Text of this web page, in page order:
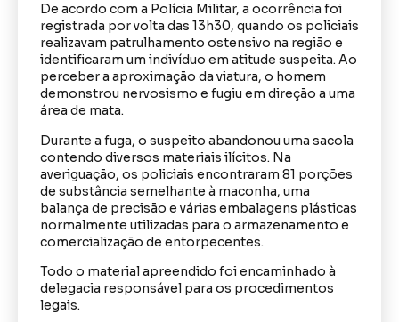
De acordo com a Polícia Militar, a ocorrência foi
registrada por volta das 13h30, quando os policiais
realizavam patrulhamento ostensivo na região e
identificaram um indivíduo em atitude suspeita. Ao
perceber a aproximação da viatura, o homem
demonstrou nervosismo e fugiu em direção a uma
área de mata.
Durante a fuga, o suspeito abandonou uma sacola
contendo diversos materiais ilícitos. Na
averiguação, os policiais encontraram 81 porções
de substância semelhante à maconha, uma
balança de precisão e várias embalagens plásticas
normalmente utilizadas para o armazenamento e
comercialização de entorpecentes.
Todo o material apreendido foi encaminhado à
delegacia responsável para os procedimentos
legais.